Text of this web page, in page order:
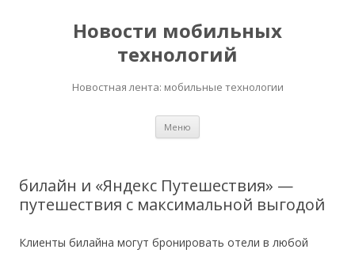
Новости мобильных
технологий
Новостная лента: мобильные технологии
Меню
билайн и «Яндекс Путешествия» —
путешествия с максимальной выгодой
Клиенты билайна могут бронировать отели в любой